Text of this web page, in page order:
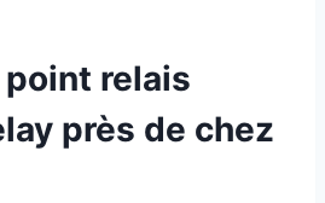
point relais
près de chez